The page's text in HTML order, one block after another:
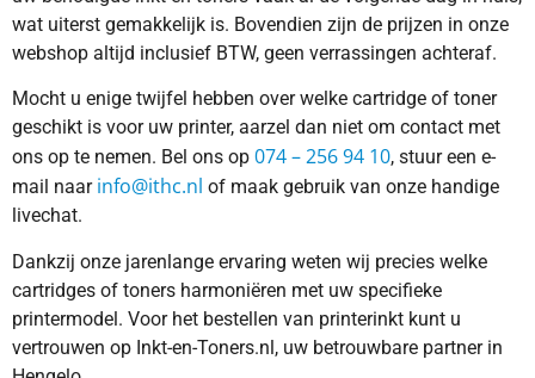
wat uiterst gemakkelijk is. Bovendien zijn de prijzen in onze
webshop altijd inclusief BTW, geen verrassingen achteraf.
Mocht u enige twijfel hebben over welke cartridge of toner
geschikt is voor uw printer, aarzel dan niet om contact met
ons op te nemen. Bel ons op 074 – 256 94 10, stuur een e-
mail naar info@ithc.nl of maak gebruik van onze handige
livechat.
Dankzij onze jarenlange ervaring weten wij precies welke
cartridges of toners harmoniëren met uw specifieke
printermodel. Voor het bestellen van printerinkt kunt u
vertrouwen op Inkt-en-Toners.nl, uw betrouwbare partner in